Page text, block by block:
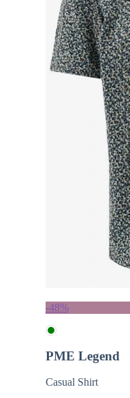
-48%
PME Legend
Casual Shirt